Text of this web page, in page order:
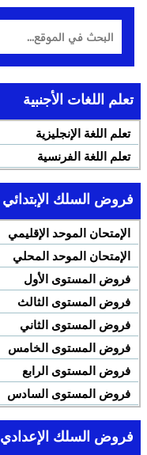
تعلم اللغات الأجنبية
تعلم اللغة الإنجليزية
تعلم اللغة الفرنسية
فروض السلك الإبتدائي
الإمتحان الموحد الإقليمي
الإمتحان الموحد المحلي
فروض المستوى الأول
فروض المستوى الثالث
فروض المستوى الثاني
فروض المستوى الخامس
فروض المستوى الرابع
فروض المستوى السادس
فروض السلك الإعدادي